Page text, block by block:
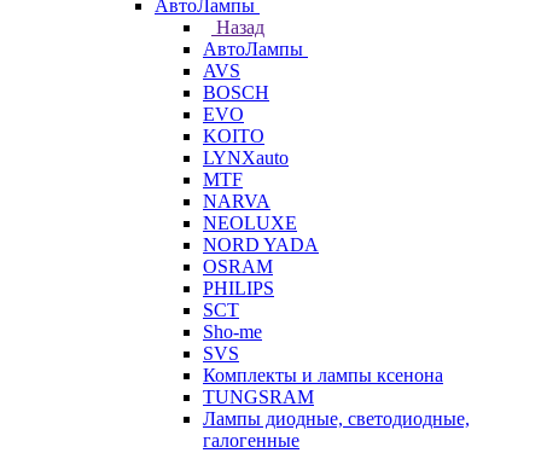
АвтоЛампы
Назад
АвтоЛампы
AVS
BOSCH
EVO
KOITO
LYNXauto
MTF
NARVA
NEOLUXE
NORD YADA
OSRAM
PHILIPS
SCT
Sho-me
SVS
Комплекты и лампы ксенона
TUNGSRAM
Лампы диодные, светодиодные,
галогенные